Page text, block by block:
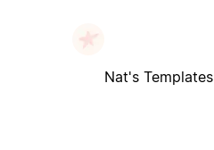
Nat's Templates